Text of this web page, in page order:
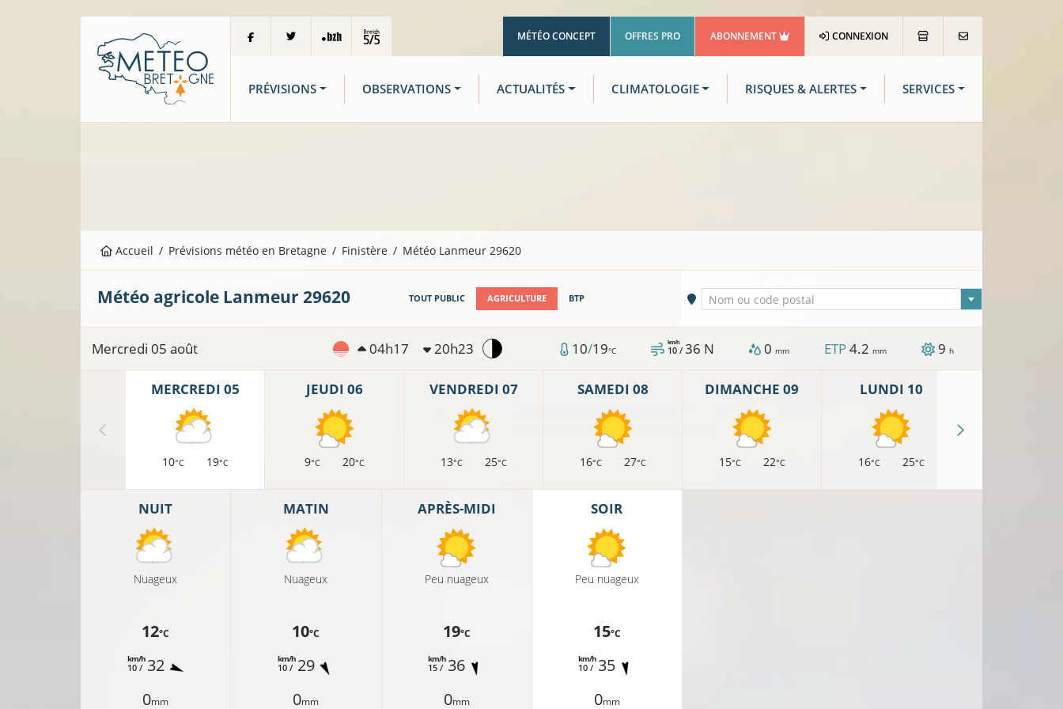
MÉTÉO CONCEPT OFFRES PRO ABONNEMENT CONNEXION
PRÉVISIONS OBSERVATIONS ACTUALITÉS CLIMATOLOGIE RISQUES & ALERTES SERVICES
Accueil Prévisions météo en Bretagne Finistère Météo Lanmeur 29620
Météo agricole Lanmeur 29620 TOUT PUBLIC AGRICULTURE BTP Ville sélectionnée
Nom ou code postal
Mercredi 05 août 04h17 20h23 10/19°C 10 /
km/h 36 N 0 mm ETP4.2 mm 9 h
MERCREDI 05
10°C 19°C
JEUDI 06
9°C 20°C
VENDREDI 07
13°C 25°C
SAMEDI 08
16°C 27°C
DIMANCHE 09
15°C 22°C
LUNDI 10
16°C 25°C
NUIT
Nuageux
12°C
10 /
km/h 32
0mm
MATIN
Nuageux
10°C
10 /
km/h 29
0mm
APRÈS-MIDI
Peu nuageux
19°C
15 /
km/h 36
0mm
SOIR
Peu nuageux
15°C
10 /
km/h 35
0mm